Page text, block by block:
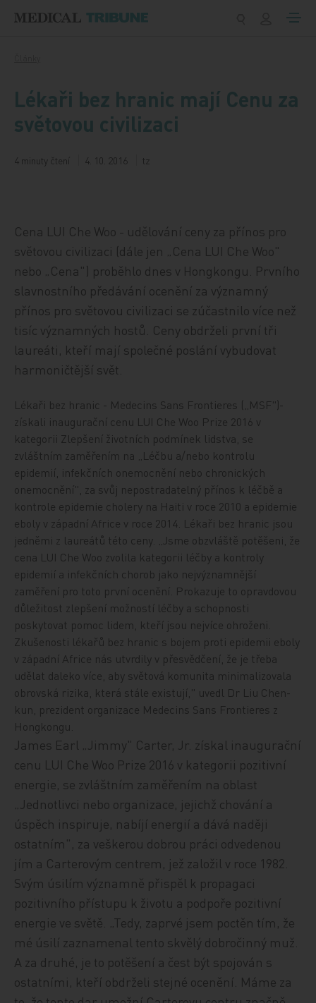
Lékaři bez hranic mají Cenu za
světovou civilizaci
4 minuty čtení 4. 10. 2016 tz
Cena LUI Che Woo - udělování ceny za přínos pro
světovou civilizaci (dále jen „Cena LUI Che Woo"
nebo „Cena") proběhlo dnes v Hongkongu. Prvního
slavnostního předávání ocenění za významný
přínos pro světovou civilizaci se zúčastnilo více než
tisíc významných hostů. Ceny obdrželi první tři
laureáti, kteří mají společné poslání vybudovat
harmoničtější svět.
Lékaři bez hranic - Medecins Sans Frontieres („MSF")-
získali inaugurační cenu LUI Che Woo Prize 2016 v
kategorii Zlepšení životních podmínek lidstva, se
zvláštním zaměřením na „Léčbu a/nebo kontrolu
epidemií, infekčních onemocnění nebo chronických
onemocnění", za svůj nepostradatelný přínos k léčbě a
kontrole epidemie cholery na Haiti v roce 2010 a epidemie
eboly v západní Africe v roce 2014. Lékaři bez hranic jsou
jedněmi z laureátů této ceny. „Jsme obzvláště potěšeni, že
cena LUI Che Woo zvolila kategorii léčby a kontroly
epidemií a infekčních chorob jako nejvýznamnější
zaměření pro toto první ocenění. Prokazuje to opravdovou
důležitost zlepšení možností léčby a schopnosti
poskytovat pomoc lidem, kteří jsou nejvíce ohroženi.
Zkušenosti lékařů bez hranic s bojem proti epidemii eboly
v západní Africe nás utvrdily v přesvědčení, že je třeba
udělat daleko více, aby světová komunita minimalizovala
obrovská rizika, která stále existují," uvedl Dr Liu Chen-
kun, prezident organizace Medecins Sans Frontieres z
Hongkongu.
James Earl „Jimmy" Carter, Jr. získal inaugurační
cenu LUI Che Woo Prize 2016 v kategorii pozitivní
energie, se zvláštním zaměřením na oblast
„Jednotlivci nebo organizace, jejichž chování a
úspěch inspiruje, nabíjí energií a dává naději
ostatním", za veškerou dobrou práci odvedenou
jím a Carterovým centrem, jež založil v roce 1982.
Svým úsilím významně přispěl k propagaci
pozitivního přístupu k životu a podpoře pozitivní
energie ve světě. „Tedy, zaprvé jsem poctěn tím, že
mé úsilí zaznamenal tento skvělý dobročinný muž.
A za druhé, je to potěšení a čest být spojován s
ostatními, kteří obdrželi stejné ocenění. Máme za